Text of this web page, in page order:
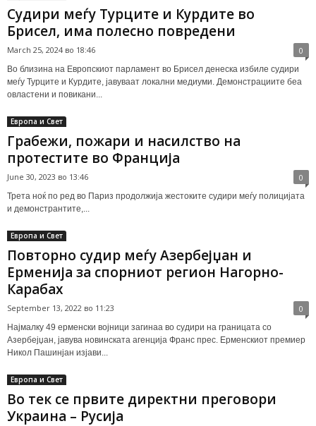
Судири меѓу Турците и Курдите во
Брисел, има полесно повредени
March 25, 2024 во 18:46 0
Во близина на Европскиот парламент во Брисел денеска избиле судири
меѓу Турците и Курдите, јавуваат локални медиуми. Демонстрациите беа
овластени и повикани...
Европа и Свет
Грабежи, пожари и насилство на
протестите во Франција
June 30, 2023 во 13:46 0
Трета ноќ по ред во Париз продолжија жестоките судири меѓу полицијата
и демонстрантите,...
Европа и Свет
Повторно судир меѓу Азербејџан и
Ерменија за спорниот регион Нагорно-
Карабах
September 13, 2022 во 11:23 0
Најмалку 49 ерменски војници загинаа во судири на границата со
Азербејџан, јавува новинската агенција Франс прес. Ерменскиот премиер
Никол Пашинјан изјави...
Европа и Свет
Во тек се првите директни преговори
Украина – Русија